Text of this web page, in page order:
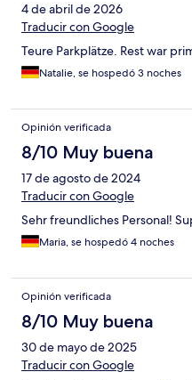
4 de abril de 2026
Traducir con Google
Teure Parkplätze. Rest war
Natalie, se hospedó 3 noches
Opinión verificada
8/10 Muy buena
17 de agosto de 2024
Traducir con Google
Sehr freundliches Personal!
Maria, se hospedó 4 noches
Opinión verificada
8/10 Muy buena
30 de mayo de 2025
Traducir con Google